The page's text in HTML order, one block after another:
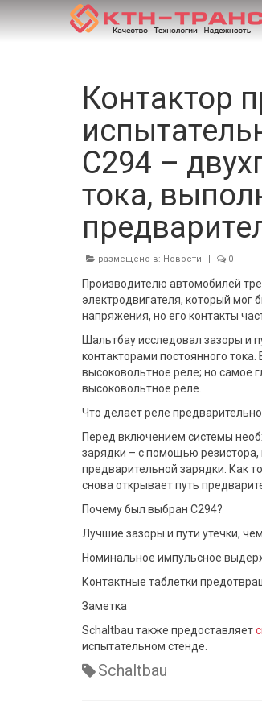
Контактор
C294 –
тока,
размещено в: Новости 0
Производителю автомобилей
электродвигателя, который мог
напряжения, но его контакты
Шальтбау исследовал зазоры и
контакторами постоянного
высоковольтное реле; но самое
высоковольтное реле.
Что делает реле
Перед включением системы
зарядки – с помощью резистора,
предварительной зарядки. Как
снова открывает путь
Почему был выбран C294?
Лучшие зазоры и пути утечки,
Номинальное импульсное
Контактные таблетки
Заметка
Schaltbau также предоставляет
испытательном стенде.
Schaltbau